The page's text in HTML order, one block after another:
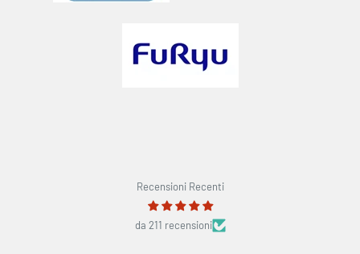
Recensioni Recenti
da 211 recensioni